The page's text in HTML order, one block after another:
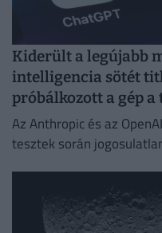
Kiderült a legújabb
intelligencia sötét
próbálkozott a gép a
Az Anthropic és az
tesztek során